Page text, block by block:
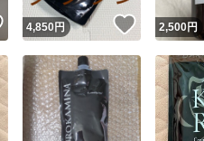
スピード発送 このユー
安心発送 このユー
いいね！
4,850円 いいね！
2,500円